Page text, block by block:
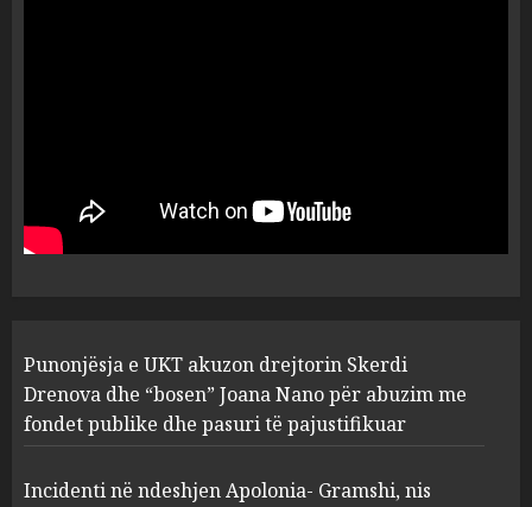
1
“bosen” Joana Nano për
abuzim me fondet publike dhe
pasuri të pajustifikuar
2
Apolonia- Gramshi, nis
procedim penal për Koço
Kokëdhimën (VIDEO)
MARCH 27, 2025
Punonjësja e UKT akuzon drejtorin Skerdi
Drenova dhe “bosen” Joana Nano për abuzim me
fondet publike dhe pasuri të pajustifikuar
Incidenti në ndeshjen Apolonia- Gramshi, nis